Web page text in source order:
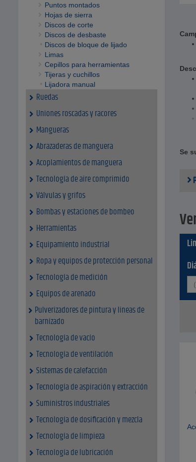
Puntos montados
Hojas de sierra
Discos de corte
Discos de desbaste
Discos de bloque de lijado
Limas
Cepillos para herramientas
Tijeras y cuchillos
Lijadora manual
Ruedas
Uniones roscadas y racores
Mangueras
Abrazaderas de manguera
Acoplamientos de manguera
Tecnología de aire comprimido
Válvulas y grifos
Bombas y estaciones de bombeo
Herramientas
Equipamiento industrial
Ropa y equipos de protección personal
Tecnología de medición
Equipos de arenado
Pulverizadores de pintura y lineas de
barnizado
Tecnología de vacío
Tecnología de ventilación
Sistemas de calefacción
Tecnología de aspiración y extracción
Suministros industriales
Tecnología de dosificación y mezcla
Tecnología de limpieza
Tecnología de lubricación
Se